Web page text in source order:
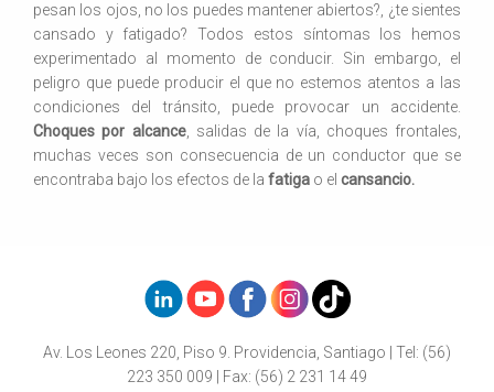
pesan los ojos, no los puedes mantener abiertos?, ¿te sientes
cansado y fatigado? Todos estos síntomas los hemos
experimentado al momento de conducir. Sin embargo, el
peligro que puede producir el que no estemos atentos a las
condiciones del tránsito, puede provocar un accidente.
Choques por alcance, salidas de la vía, choques frontales,
muchas veces son consecuencia de un conductor que se
encontraba bajo los efectos de la fatiga o el cansancio.
Av. Los Leones 220, Piso 9. Providencia, Santiago | Tel: (56)
223 350 009 | Fax: (56) 2 231 14 49